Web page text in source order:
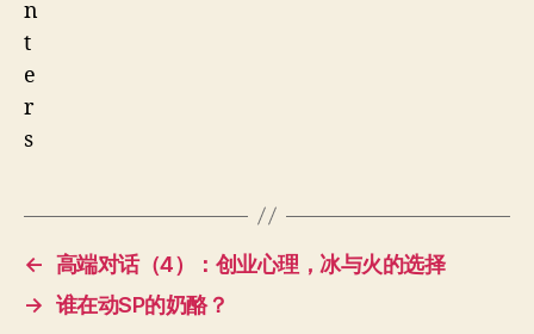
← 高端对话（4）：创业心理，冰与火的选择
→ 谁在动SP的奶酪？